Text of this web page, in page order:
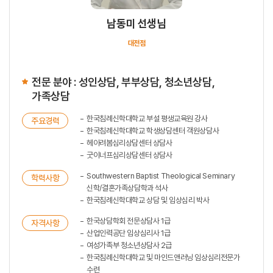
남동미 선생님
대전점
전문 분야 : 성인상담, 부부상담, 청소년상담,
가족상담
주요경력
한국침례신학대학교 부설 평생교육원 강사
한국침례신학대학교 학생상담센터 객원상담사
헤아려봄심리상담센터 상담사
굿이너프심리상담센터 상담사
학력사항
Southwestern Baptist Theological Seminary
신학/결혼가족상담학과 석사
한국침례신학대학교 상담 및 임상심리 박사
자격사항
한국상담학회 전문상담사 1급
산업인력공단 임상심리사 1급
여성가족부 청소년상담사 2급
한국침례신학대학교 및 마인드앤러닝 임상심리전문가
수련